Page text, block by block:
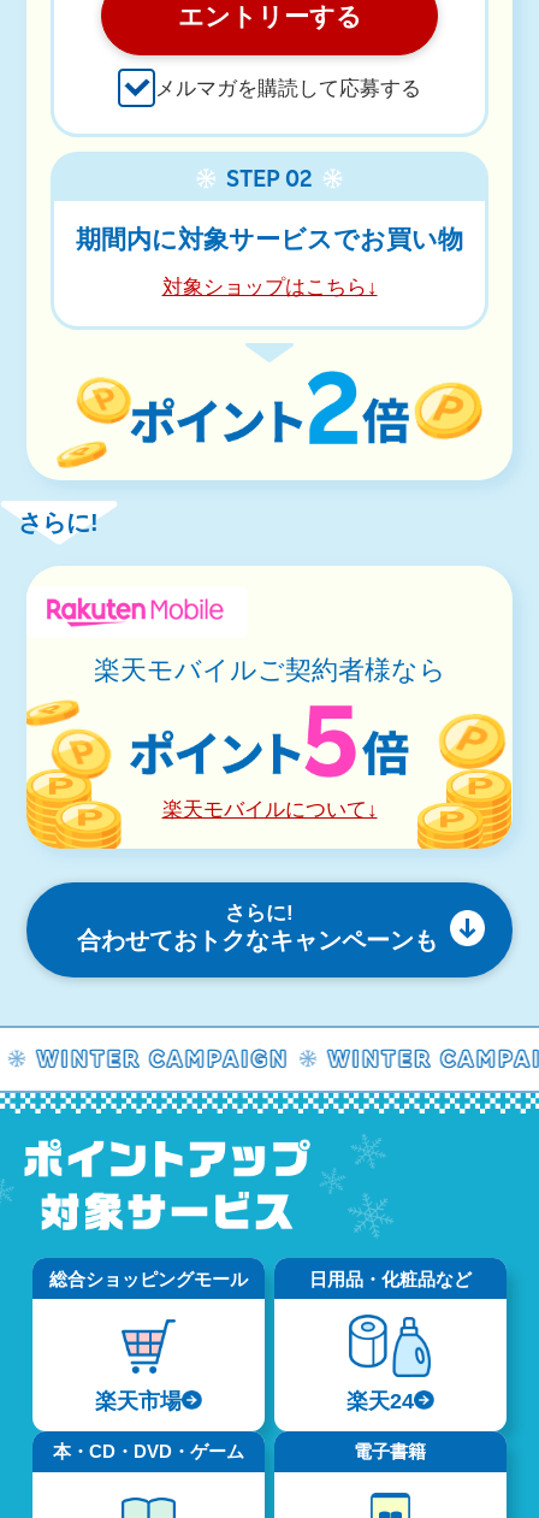
エントリーする
メルマガを購読して応募する
STEP 02
期間内に対象サービスでお買い物
対象ショップはこちら↓
さらに!
楽天モバイルご契約者様なら
楽天モバイルについて↓
さらに!
合わせておトクなキャンペーンも
総合ショッピングモール
楽天市場
日用品・化粧品など
楽天24
本・CD・DVD・ゲーム 電子書籍